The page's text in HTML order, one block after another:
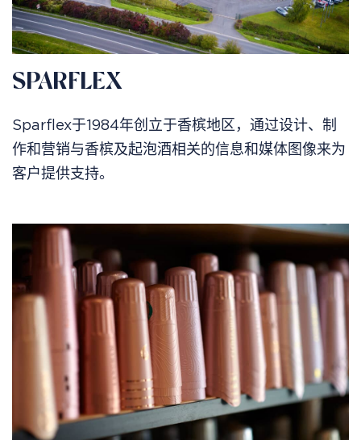
SPARFLEX
Sparflex于1984年创立于香槟地区，通过设计、制
作和营销与香槟及起泡酒相关的信息和媒体图像来为
客户提供支持。